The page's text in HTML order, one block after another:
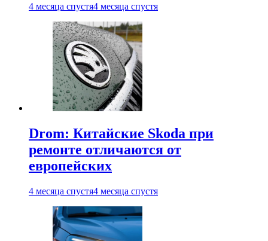
4 месяца спустя4 месяца спустя
Drom: Китайские Skoda при
ремонте отличаются от
европейских
4 месяца спустя4 месяца спустя